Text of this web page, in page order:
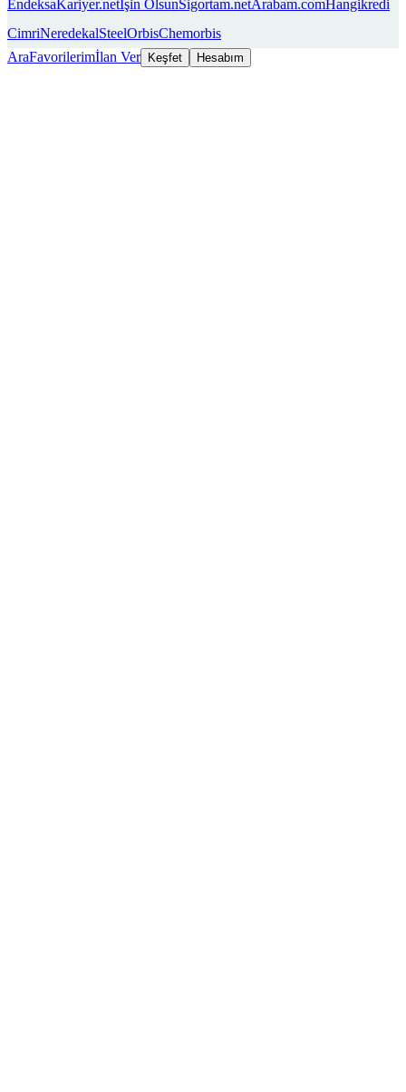
EndeksaKariyer.netİşin OlsunSigortam.netArabam.comHangikredi
CimriNeredekalSteelOrbisChemorbis
AraFavorilerimİlan Ver Keşfet Hesabım